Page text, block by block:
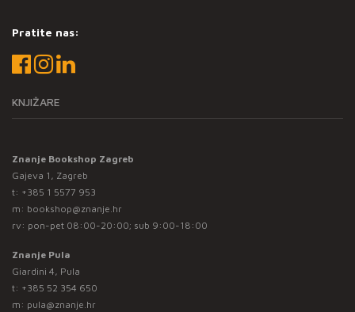
Pratite nas:
KNJIŽARE
Znanje Bookshop Zagreb
Gajeva 1, Zagreb
t: +385 1 5577 953
m: bookshop@znanje.hr
rv: pon-pet 08:00-20:00; sub 9:00-18:00
Znanje Pula
Giardini 4, Pula
t: +385 52 354 650
m: pula@znanje.hr